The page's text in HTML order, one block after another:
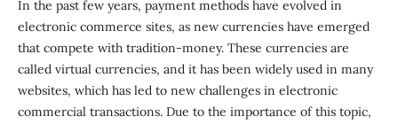
In the past few years, payment methods have evolved in
electronic commerce sites, as new currencies have emerged
that compete with tradition-money. These currencies are
called virtual currencies, and it has been widely used in many
websites, which has led to new challenges in electronic
commercial transactions. Due to the importance of this topic,